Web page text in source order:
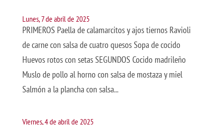
Lunes, 7 de abril de 2025
PRIMEROS Paella de calamarcitos y ajos tiernos Ravioli
de carne con salsa de cuatro quesos Sopa de cocido
Huevos rotos con setas SEGUNDOS Cocido madrileño
Muslo de pollo al horno con salsa de mostaza y miel
Salmón a la plancha con salsa...
Viernes, 4 de abril de 2025